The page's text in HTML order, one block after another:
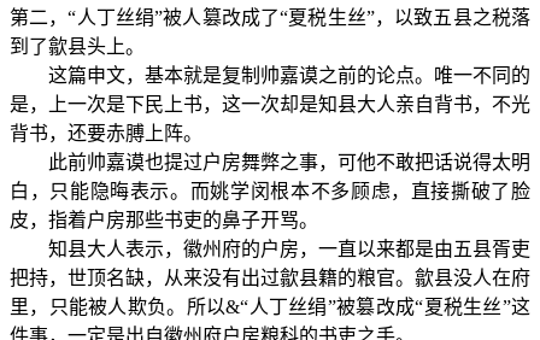
第二，“人丁丝绢”被人篡改成了“夏税生丝”，以致五县之税落
到了歙县头上。
这篇申文，基本就是复制帅嘉谟之前的论点。唯一不同的
是，上一次是下民上书，这一次却是知县大人亲自背书，不光
背书，还要赤膊上阵。
此前帅嘉谟也提过户房舞弊之事，可他不敢把话说得太明
白，只能隐晦表示。而姚学闵根本不多顾虑，直接撕破了脸
皮，指着户房那些书吏的鼻子开骂。
知县大人表示，徽州府的户房，一直以来都是由五县胥吏
把持，世顶名缺，从来没有出过歙县籍的粮官。歙县没人在府
里，只能被人欺负。所以&“人丁丝绢”被篡改成“夏税生丝”这
件事，一定是出自徽州府户房粮科的书吏之手。